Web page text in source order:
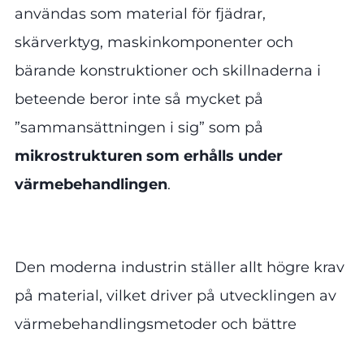
användas som material för fjädrar,
skärverktyg, maskinkomponenter och
bärande konstruktioner och skillnaderna i
beteende beror inte så mycket på
”sammansättningen i sig” som på
mikrostrukturen som erhålls under
värmebehandlingen.
Den moderna industrin ställer allt högre krav
på material, vilket driver på utvecklingen av
värmebehandlingsmetoder och bättre